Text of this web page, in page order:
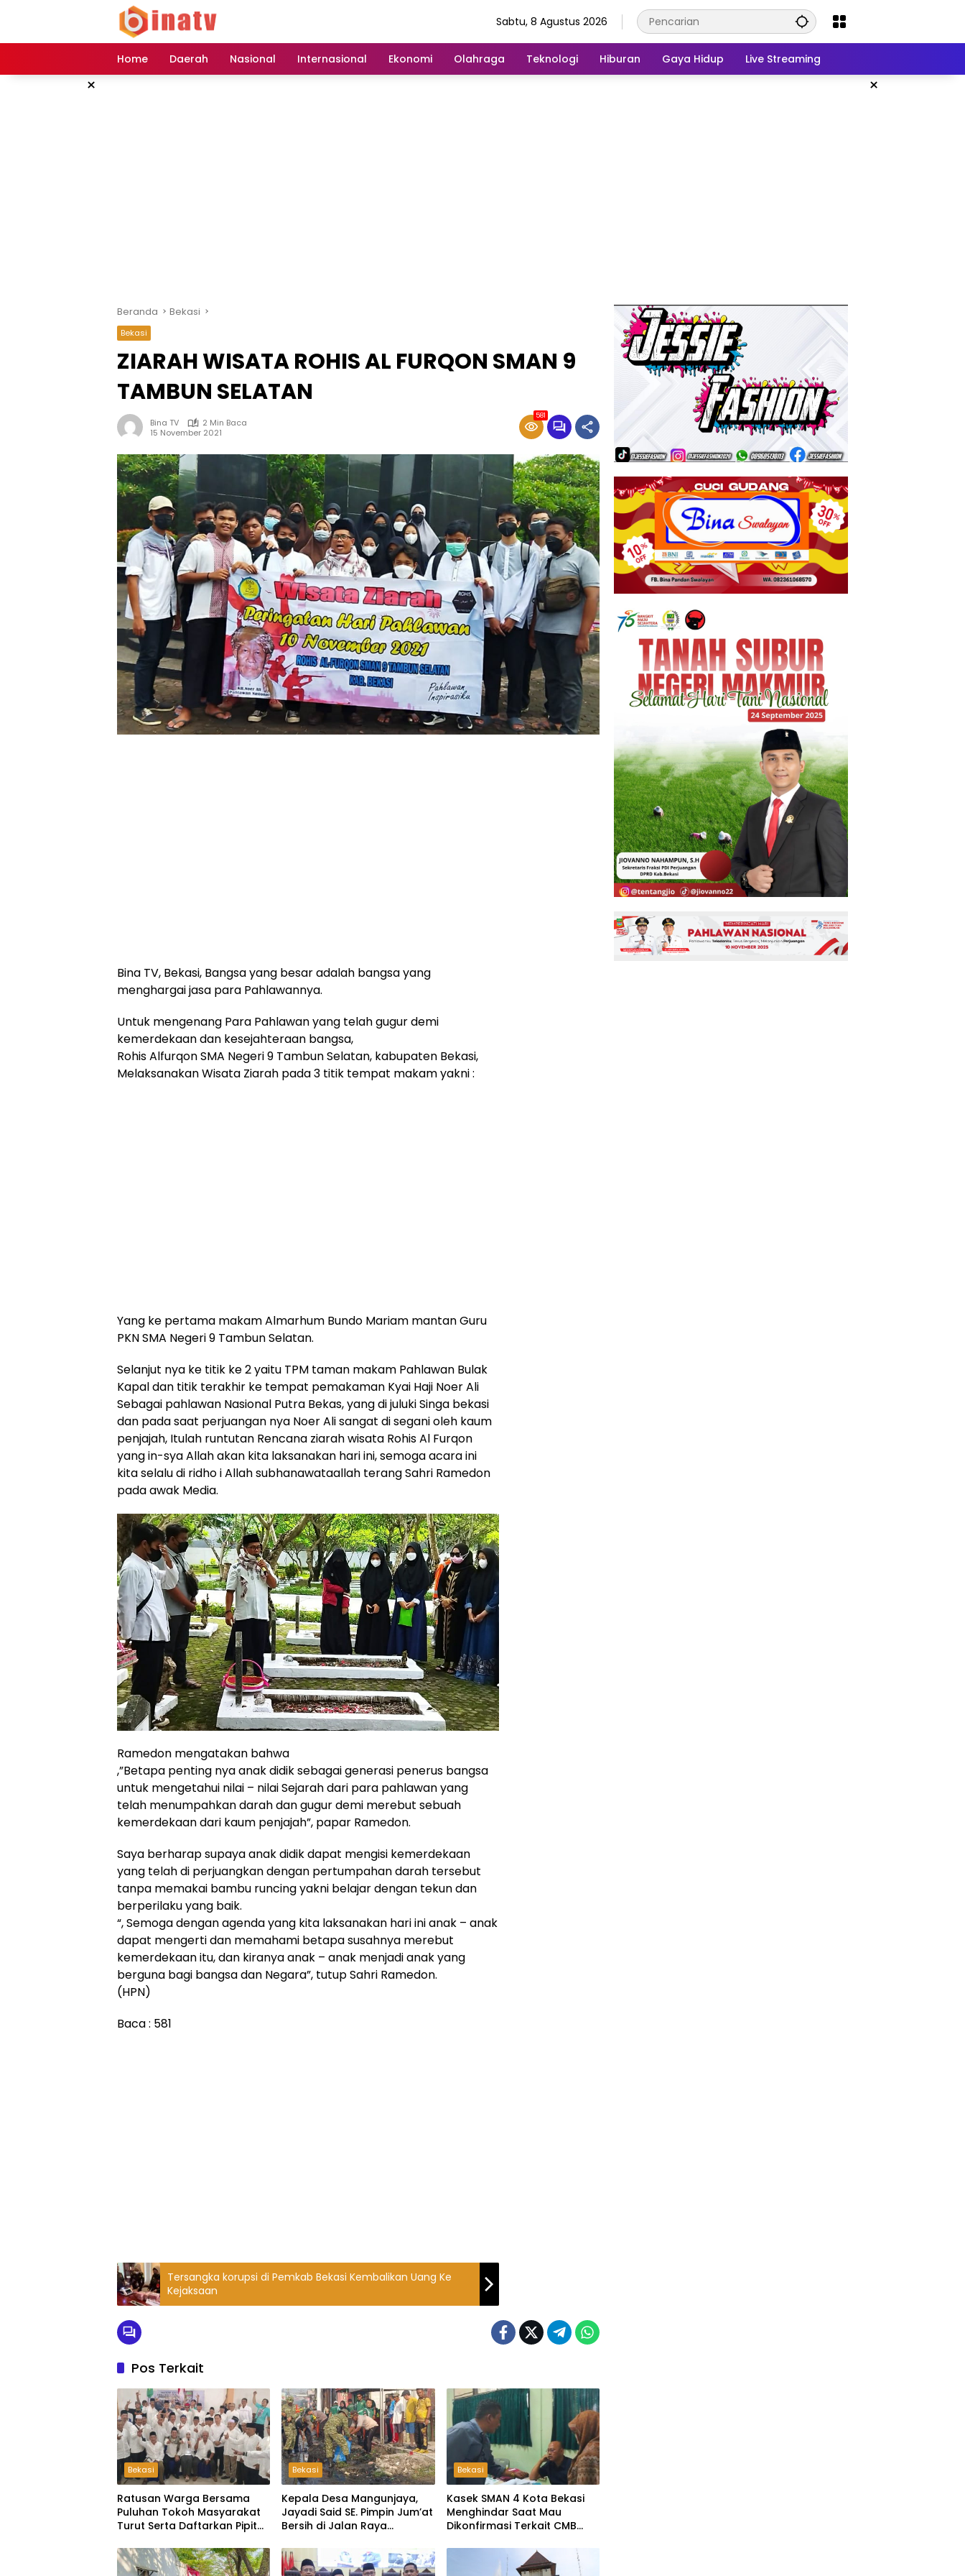
Sabtu, 8 Agustus 2026
Home Daerah Nasional Internasional Ekonomi Olahraga Teknologi Hiburan Gaya Hidup Live Streaming
× ×
Beranda Bekasi
Bekasi
ZIARAH WISATA ROHIS AL FURQON SMAN 9
TAMBUN SELATAN
Bina TV
2 Min Baca
15 November 2021
581
Bina TV, Bekasi, Bangsa yang besar adalah bangsa yang
menghargai jasa para Pahlawannya.
Untuk mengenang Para Pahlawan yang telah gugur demi
kemerdekaan dan kesejahteraan bangsa,
Rohis Alfurqon SMA Negeri 9 Tambun Selatan, kabupaten Bekasi,
Melaksanakan Wisata Ziarah pada 3 titik tempat makam yakni :
Yang ke pertama makam Almarhum Bundo Mariam mantan Guru
PKN SMA Negeri 9 Tambun Selatan.
Selanjut nya ke titik ke 2 yaitu TPM taman makam Pahlawan Bulak
Kapal dan titik terakhir ke tempat pemakaman Kyai Haji Noer Ali
Sebagai pahlawan Nasional Putra Bekas, yang di juluki Singa bekasi
dan pada saat perjuangan nya Noer Ali sangat di segani oleh kaum
penjajah, Itulah runtutan Rencana ziarah wisata Rohis Al Furqon
yang in-sya Allah akan kita laksanakan hari ini, semoga acara ini
kita selalu di ridho i Allah subhanawataallah terang Sahri Ramedon
pada awak Media.
Ramedon mengatakan bahwa
,”Betapa penting nya anak didik sebagai generasi penerus bangsa
untuk mengetahui nilai – nilai Sejarah dari para pahlawan yang
telah menumpahkan darah dan gugur demi merebut sebuah
kemerdekaan dari kaum penjajah”, papar Ramedon.
Saya berharap supaya anak didik dapat mengisi kemerdekaan
yang telah di perjuangkan dengan pertumpahan darah tersebut
tanpa memakai bambu runcing yakni belajar dengan tekun dan
berperilaku yang baik.
“, Semoga dengan agenda yang kita laksanakan hari ini anak – anak
dapat mengerti dan memahami betapa susahnya merebut
kemerdekaan itu, dan kiranya anak – anak menjadi anak yang
berguna bagi bangsa dan Negara”, tutup Sahri Ramedon.
(HPN)
Baca : 581
Tersangka korupsi di Pemkab Bekasi Kembalikan Uang Ke
Kejaksaan
Pos Terkait
Bekasi
Ratusan Warga Bersama
Puluhan Tokoh Masyarakat
Turut Serta Daftarkan Pipit
Desa Lambangsari
Bekasi
Kepala Desa Mangunjaya,
Jayadi Said SE. Pimpin Jum’at
Bersih di Jalan Raya
Bekasi
Kasek SMAN 4 Kota Bekasi
Menghindar Saat Mau
Dikonfirmasi Terkait CMB